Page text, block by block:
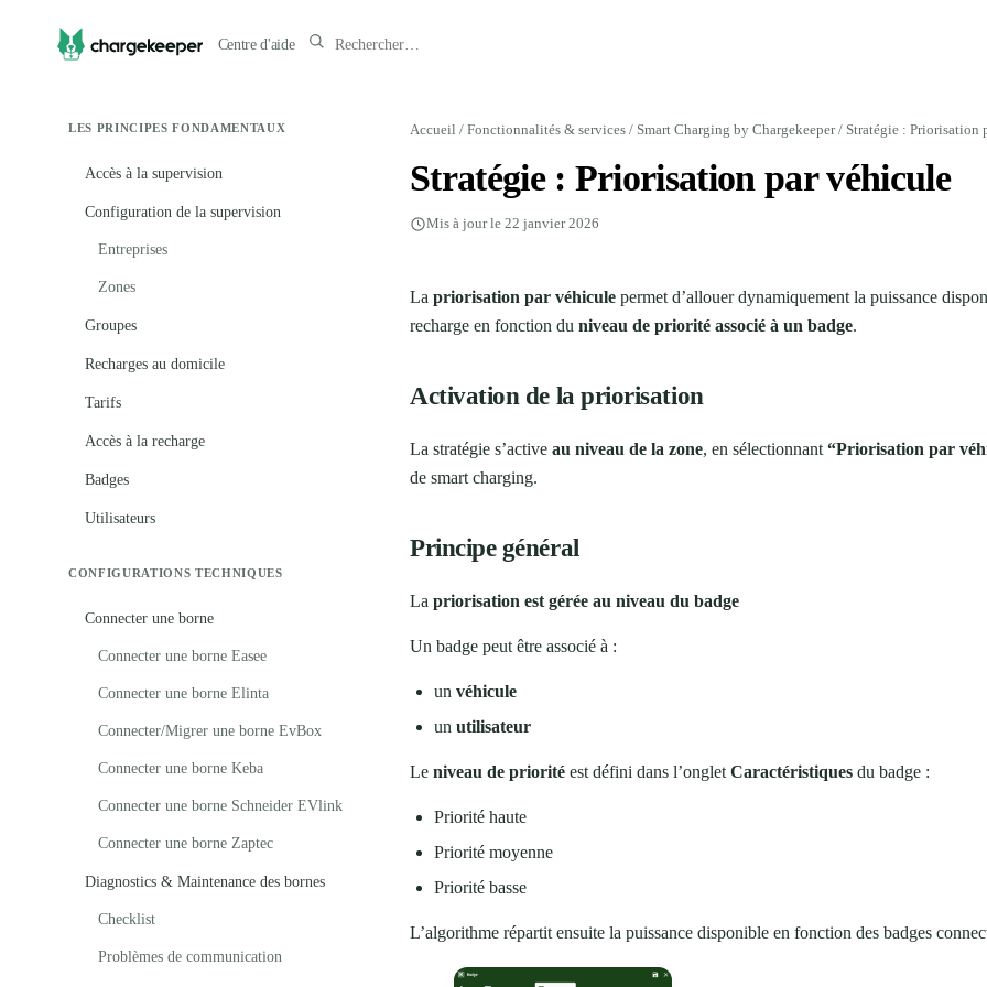
Centre d'aide
LES PRINCIPES FONDAMENTAUX
Accès à la supervision
Configuration de la supervision
Entreprises
Zones
Groupes
Recharges au domicile
Tarifs
Accès à la recharge
Badges
Utilisateurs
CONFIGURATIONS TECHNIQUES
Connecter une borne
Connecter une borne Easee
Connecter une borne Elinta
Connecter/Migrer une borne EvBox
Connecter une borne Keba
Connecter une borne Schneider EVlink
Connecter une borne Zaptec
Diagnostics & Maintenance des bornes
Checklist
Problèmes de communication
Accueil / Fonctionnalités & services / Smart Charging by Chargekeeper/ Stratégie : Priorisation
Stratégie : Priorisation par véhicule
Mis à jour le 22 janvier 2026
La priorisation par véhicule permet d’allouer dynamiquement la puissance
recharge en fonction du niveau de priorité associé à un badge.
Activation de la priorisation
La stratégie s’active au niveau de la zone, en sélectionnant “Priorisation par
de smart charging.
Principe général
La priorisation est gérée au niveau du badge
Un badge peut être associé à :
un véhicule
un utilisateur
Le niveau de priorité est défini dans l’onglet Caractéristiques du badge :
Priorité haute
Priorité moyenne
Priorité basse
L’algorithme répartit ensuite la puissance disponible en fonction des badges